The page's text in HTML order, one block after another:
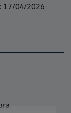
17/04/2026